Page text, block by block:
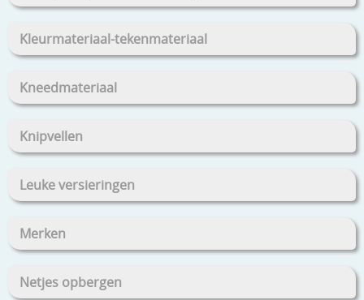
Kleurmateriaal-tekenmateriaal
Kneedmateriaal
Knipvellen
Leuke versieringen
Merken
Netjes opbergen